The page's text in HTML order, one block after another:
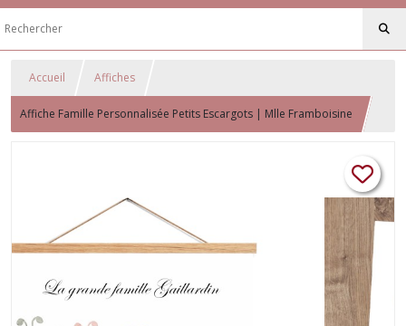
Accueil Affiches
Affiche Famille Personnalisée Petits Escargots | Mlle Framboisine